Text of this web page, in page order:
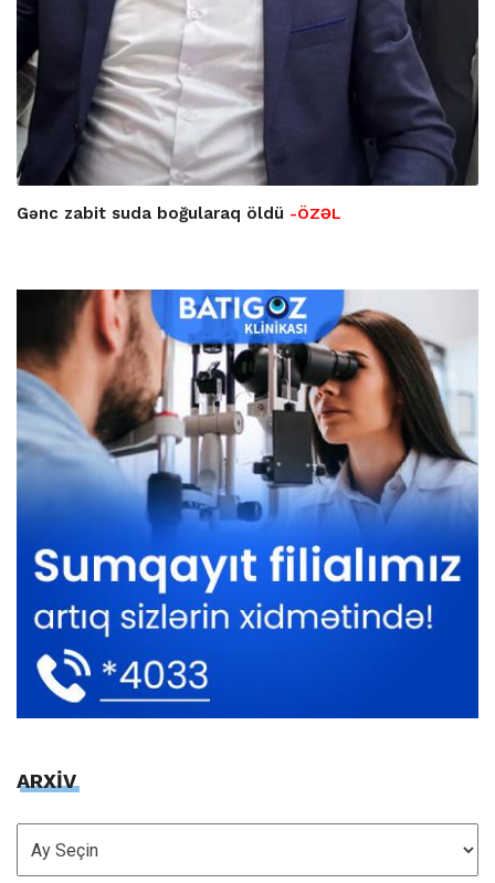
Gənc zabit suda boğularaq öldü -ÖZƏL
ARXİV
ARXİV